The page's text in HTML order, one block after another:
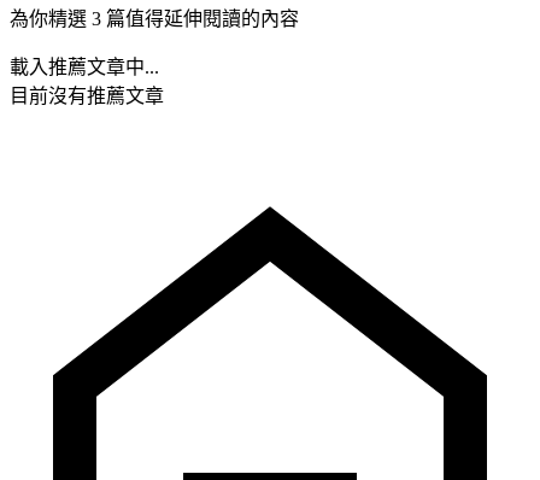
為你精選 3 篇值得延伸閱讀的內容
載入推薦文章中...
目前沒有推薦文章